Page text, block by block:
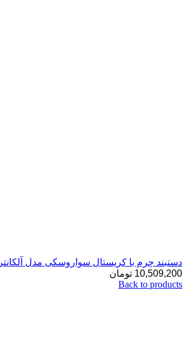
دستبند چرم با کریستال سواروسکی مدل آلکانترا
10,509,200 تومان
Back to products